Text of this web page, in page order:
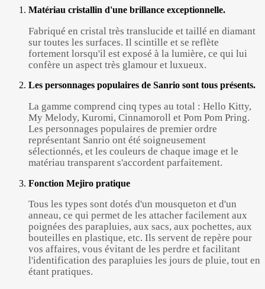
Matériau cristallin d'une brillance exceptionnelle.
Fabriqué en cristal très translucide et taillé en diamant
sur toutes les surfaces. Il scintille et se reflète
fortement lorsqu'il est exposé à la lumière, ce qui lui
confère un aspect très glamour et luxueux.
Les personnages populaires de Sanrio sont tous présents.
La gamme comprend cinq types au total : Hello Kitty,
My Melody, Kuromi, Cinnamoroll et Pom Pom Pring.
Les personnages populaires de premier ordre
représentant Sanrio ont été soigneusement
sélectionnés, et les couleurs de chaque image et le
matériau transparent s'accordent parfaitement.
Fonction Mejiro pratique
Tous les types sont dotés d'un mousqueton et d'un
anneau, ce qui permet de les attacher facilement aux
poignées des parapluies, aux sacs, aux pochettes, aux
bouteilles en plastique, etc. Ils servent de repère pour
vos affaires, vous évitant de les perdre et facilitant
l'identification des parapluies les jours de pluie, tout en
étant pratiques.